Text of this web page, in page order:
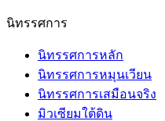
นิทรรศการ
นิทรรศการหลัก
นิทรรศการหมุนเวียน
นิทรรศการเสมือนจริง
มิวเซียมใต้ดิน